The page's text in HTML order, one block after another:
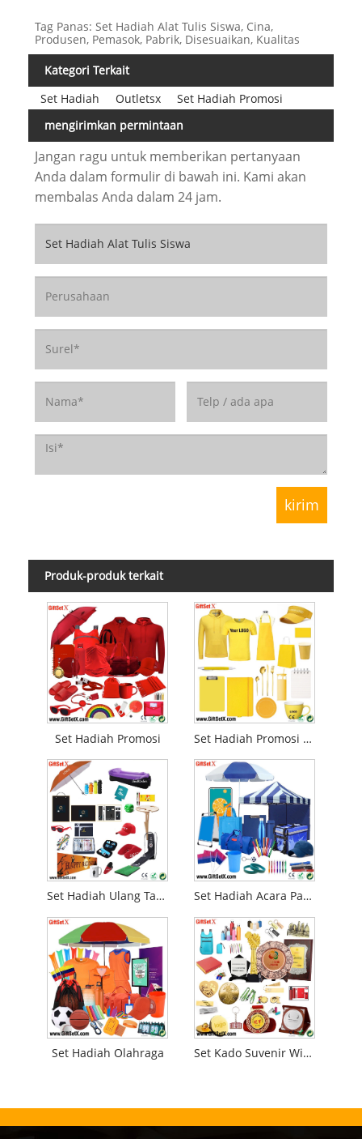
Tag Panas: Set Hadiah Alat Tulis Siswa, Cina,
Produsen, Pemasok, Pabrik, Disesuaikan, Kualitas
Kategori Terkait
Set Hadiah
Outletsx
Set Hadiah Promosi
mengirimkan permintaan
Jangan ragu untuk memberikan pertanyaan
Anda dalam formulir di bawah ini. Kami akan
membalas Anda dalam 24 jam.
Produk-produk terkait
Set Hadiah Promosi Set Hadiah Promosi Restoran Bar Hotel
Set Hadiah Ulang Tahun Set Hadiah Acara Pameran
Set Hadiah Olahraga Set Kado Suvenir Wisata Kota